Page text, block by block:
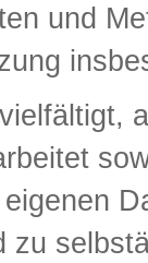
und
zu